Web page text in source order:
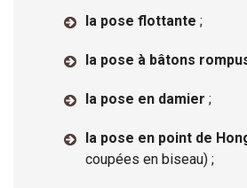
la pose flottante ;
la pose à bâtons
la pose en damier ;
la pose en point de
coupées en biseau) ;